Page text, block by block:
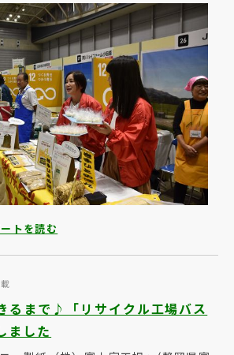
トを読む
るまで♪「リサイクル工場バス
ました